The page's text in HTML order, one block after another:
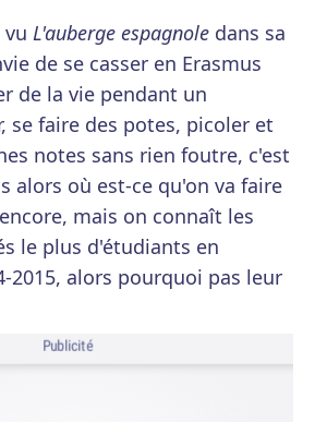
L'auberge espagnole dans sa
de se casser en Erasmus
de la vie pendant un
se faire des potes, picoler et
notes sans rien foutre, c'est
alors où est-ce qu'on va faire
mais on connaît les
le plus d'étudiants en
2015, alors pourquoi pas leur
Publicité